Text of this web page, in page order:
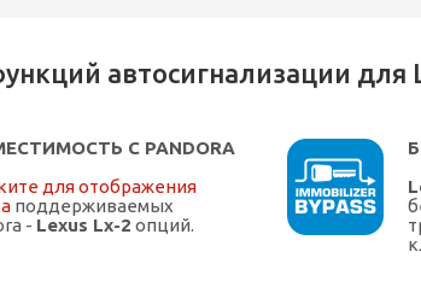
автосигнализации для
С PANDORA
для отображения
поддерживаемых
- Lexus Lx-2 опций.